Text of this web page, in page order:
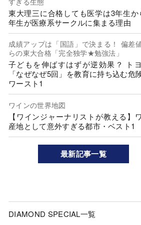
東大理三に合格しても医学は3年生
年生が医療系サークルに集まる理由
成績アップは「国語」で決まる！ 偏差
らの東大合格「完全独学★勉強法」
子どもを伸ばすはずが逆効果？ ト
「なぜなぜ5回」を教育に持ち込む危
ワースト1
ワインの世界地図
【ワインジャーナリストが教える】
産地として意外すぎる都市・ベスト1
最新記事一覧
DIAMOND SPECIAL一覧